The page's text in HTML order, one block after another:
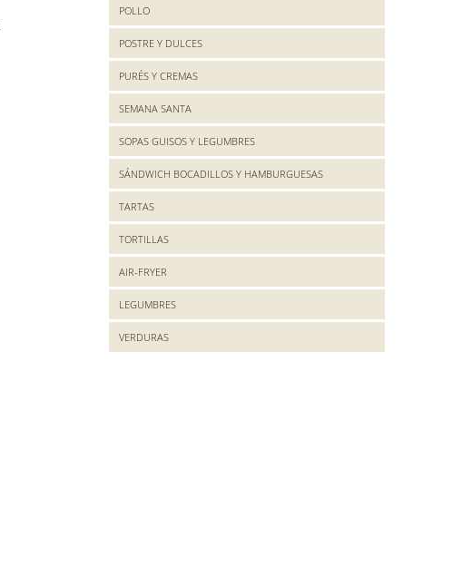
POLLO
POSTRE Y DULCES
PURÉS Y CREMAS
SEMANA SANTA
SOPAS GUISOS Y LEGUMBRES
SÁNDWICH BOCADILLOS Y HAMBURGUESAS
TARTAS
TORTILLAS
AIR-FRYER
LEGUMBRES
VERDURAS